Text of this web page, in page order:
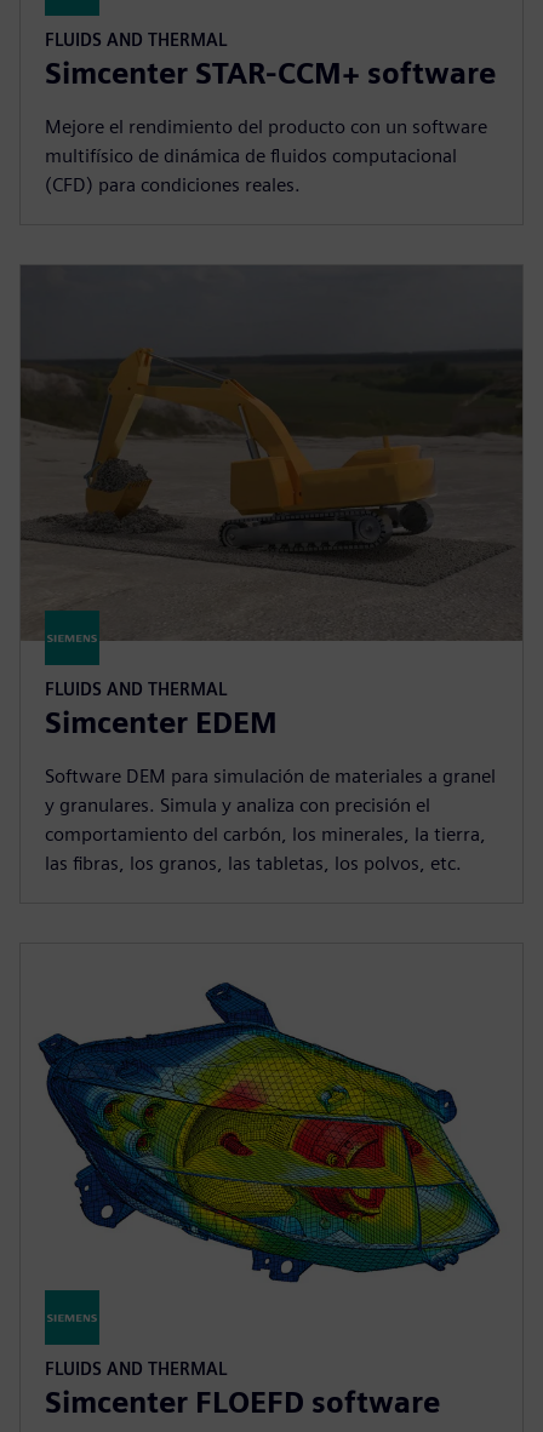
FLUIDS AND THERMAL
Simcenter STAR-CCM+ software
Mejore el rendimiento del producto con un software
multifísico de dinámica de fluidos computacional
(CFD) para condiciones reales.
FLUIDS AND THERMAL
Simcenter EDEM
Software DEM para simulación de materiales a granel
y granulares. Simula y analiza con precisión el
comportamiento del carbón, los minerales, la tierra,
las fibras, los granos, las tabletas, los polvos, etc.
FLUIDS AND THERMAL
Simcenter FLOEFD software